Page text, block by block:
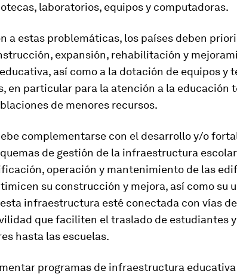
laboratorios, equipos y computadoras.
a estas problemáticas, los países deben
expansión, rehabilitación y
así como a la dotación de equipos y
en particular para la atención a la educación
de menores recursos.
complementarse con el desarrollo y/o
de gestión de la infraestructura
operación y mantenimiento de las
su construcción y mejora, así como su
infraestructura esté conectada con vías
que faciliten el traslado de estudiantes
hasta las escuelas.
programas de infraestructura educativa